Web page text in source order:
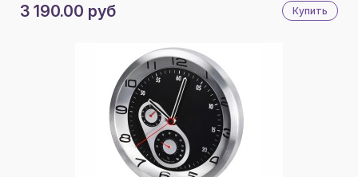
3 190.00 руб Купить